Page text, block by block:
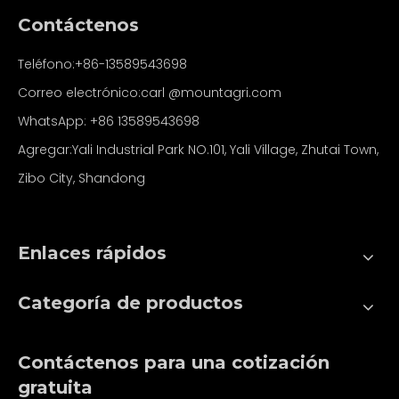
Contáctenos
Teléfono:+86-13589543698
Correo electrónico:carl @mountagri.com
WhatsApp: +86 13589543698
Agregar:Yali Industrial Park NO.101, Yali Village, Zhutai Town,
Zibo City, Shandong
Enlaces rápidos
Categoría de productos
Contáctenos para una cotización
gratuita